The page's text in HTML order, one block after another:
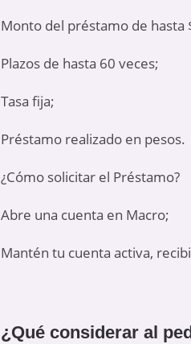
Monto del préstamo de hasta
Plazos de hasta 60 veces;
Tasa fija;
Préstamo realizado en pesos.
¿Cómo solicitar el Préstamo?
Abre una cuenta en Macro;
Mantén tu cuenta activa,
¿Qué considerar al